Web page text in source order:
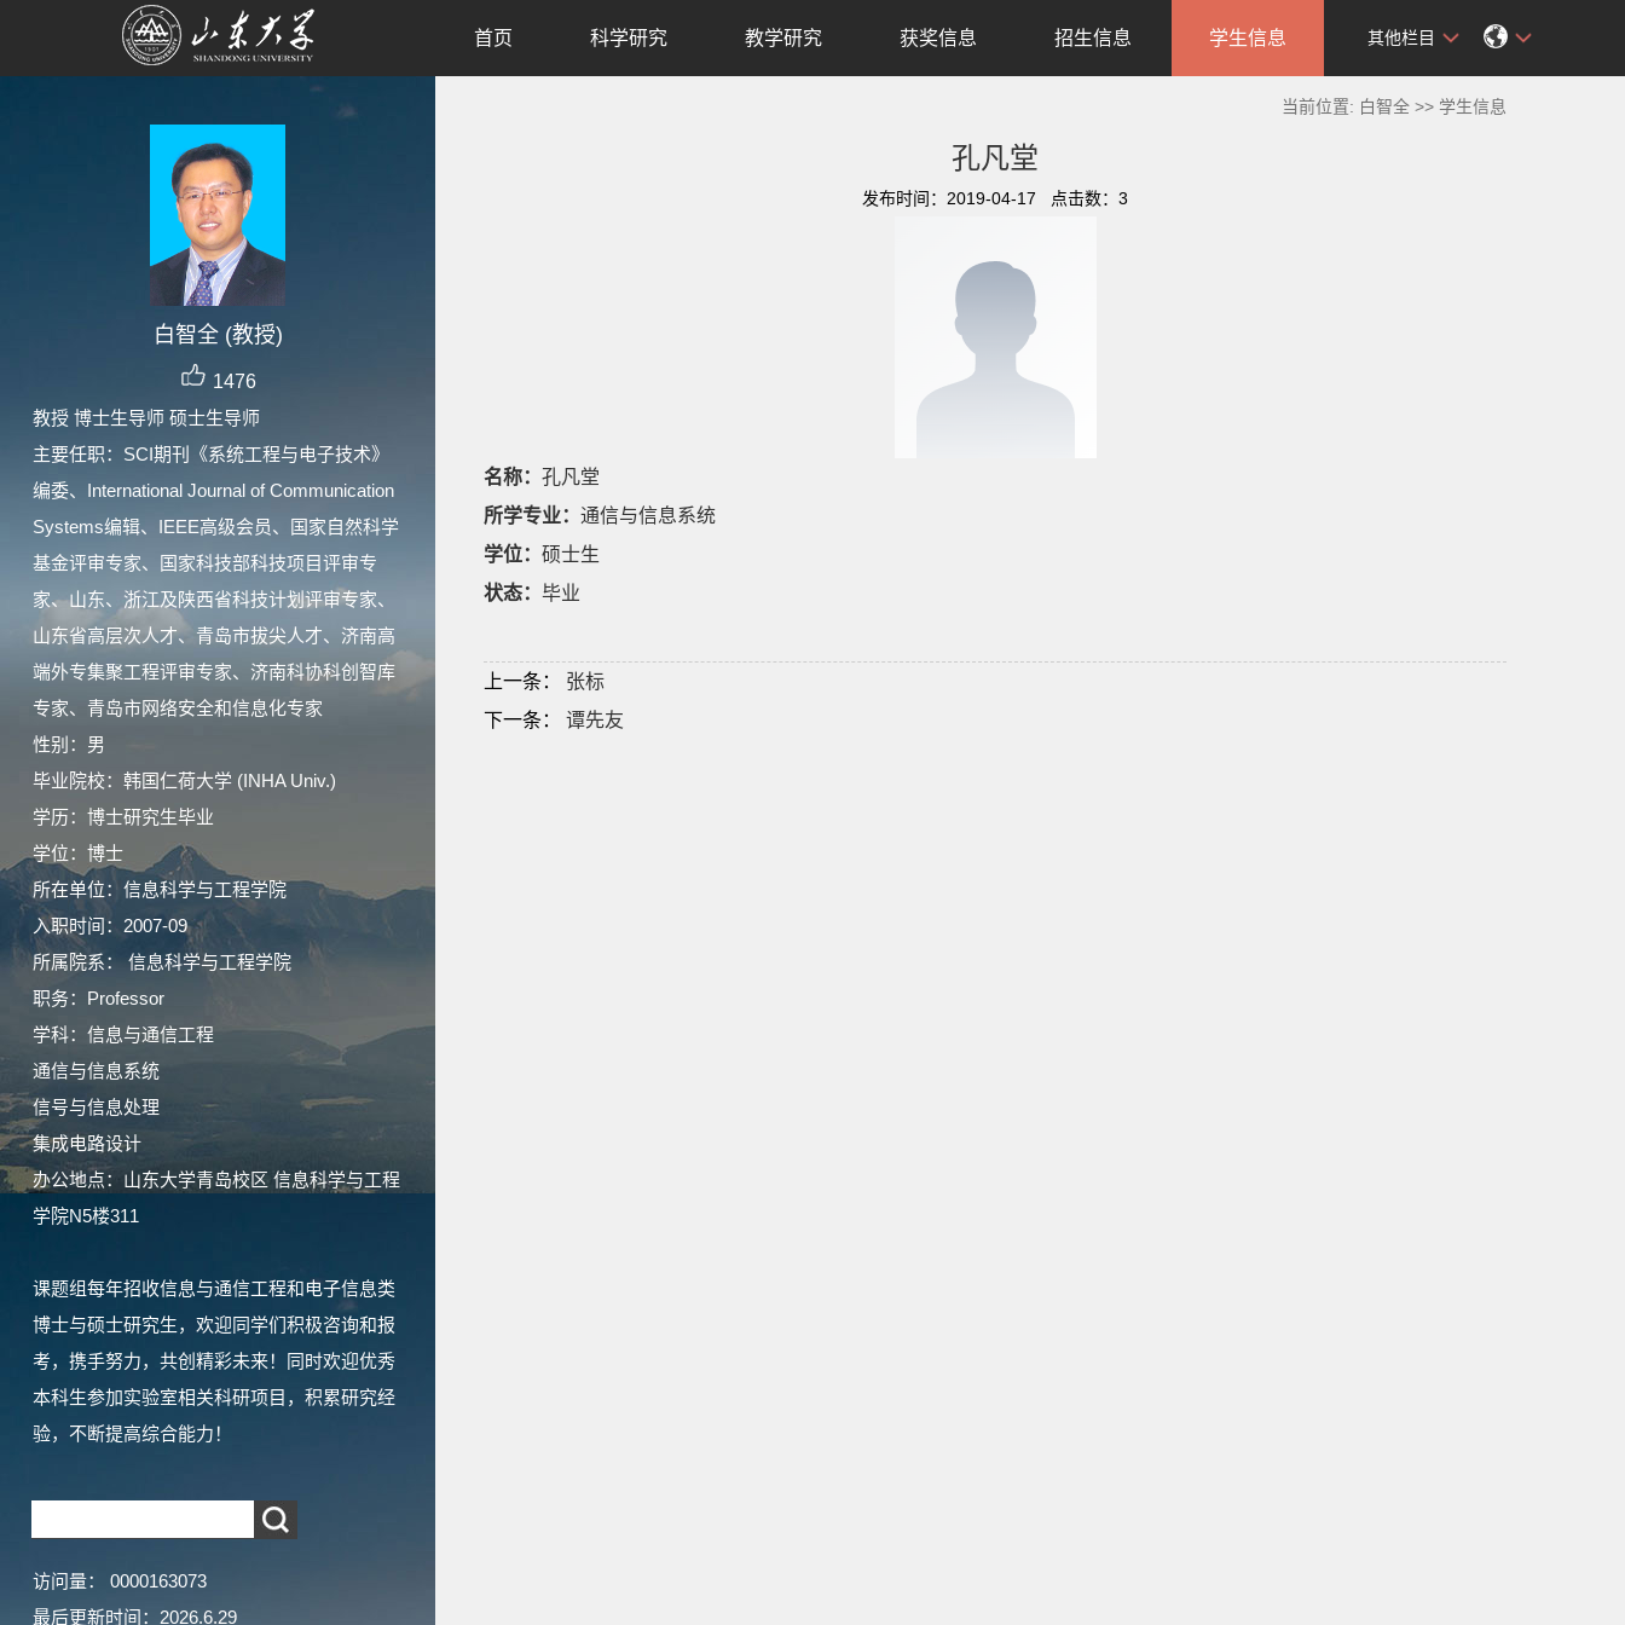
白智全 (教授)
1476
教授 博士生导师 硕士生导师
主要任职：SCI期刊《系统工程与电子技术》
编委、International Journal of Communication
Systems编辑、IEEE高级会员、国家自然科学
基金评审专家、国家科技部科技项目评审专
家、山东、浙江及陕西省科技计划评审专家、
山东省高层次人才、青岛市拔尖人才、济南高
端外专集聚工程评审专家、济南科协科创智库
专家、青岛市网络安全和信息化专家
性别：男
毕业院校：韩国仁荷大学 (INHA Univ.)
学历：博士研究生毕业
学位：博士
所在单位：信息科学与工程学院
入职时间：2007-09
所属院系： 信息科学与工程学院
职务：Professor
学科：信息与通信工程
通信与信息系统
信号与信息处理
集成电路设计
办公地点：山东大学青岛校区 信息科学与工程
学院N5楼311
课题组每年招收信息与通信工程和电子信息类
博士与硕士研究生，欢迎同学们积极咨询和报
考，携手努力，共创精彩未来！同时欢迎优秀
本科生参加实验室相关科研项目，积累研究经
验，不断提高综合能力！
访问量： 0000163073
最后更新时间： 2026.6.29
首页 科学研究 教学研究 获奖信息 招生信息 学生信息 其他栏目
当前位置: 白智全 >> 学生信息
孔凡堂
发布时间：2019-04-17 点击数：3
名称： 孔凡堂
所学专业： 通信与信息系统
学位： 硕士生
状态： 毕业
上一条：
张标
下一条：
谭先友